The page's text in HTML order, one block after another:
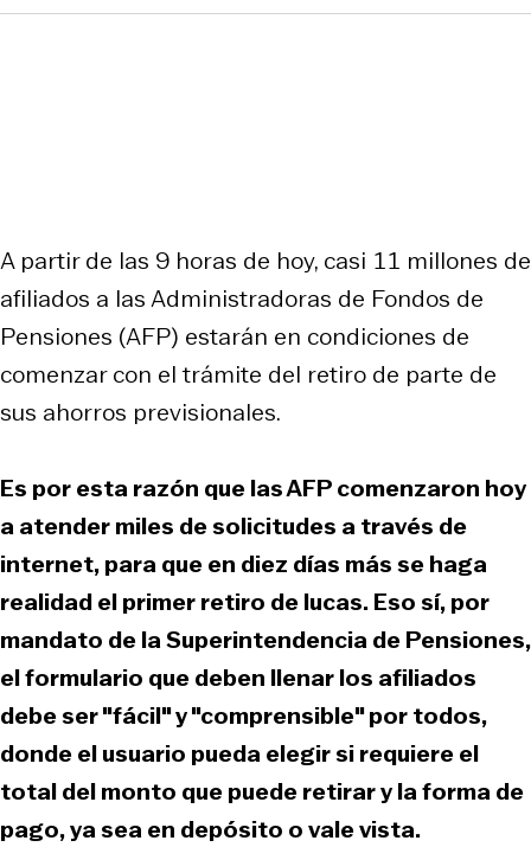
A partir de las 9 horas de hoy, casi 11 millones de
afiliados a las Administradoras de Fondos de
Pensiones (AFP) estarán en condiciones de
comenzar con el trámite del retiro de parte de
sus ahorros previsionales.
Es por esta razón que las AFP comenzaron hoy
a atender miles de solicitudes a través de
internet, para que en diez días más se haga
realidad el primer retiro de lucas. Eso sí, por
mandato de la Superintendencia de Pensiones,
el formulario que deben llenar los afiliados
debe ser "fácil" y "comprensible" por todos,
donde el usuario pueda elegir si requiere el
total del monto que puede retirar y la forma de
pago, ya sea en depósito o vale vista.